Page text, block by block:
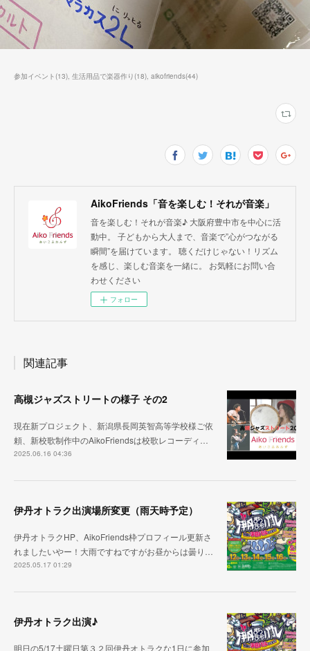
参加イベント(13) 生活用品で楽器作り(18) aikofriends(44)
AikoFriends「音を楽しむ！それが音楽」
音を楽しむ！それが音楽♪ 大阪府豊中市を中心に活
動中。 子どもから大人まで、音楽で”心がつながる
瞬間”を届けています。 聴くだけじゃない！リズム
を感じ、楽しむ音楽を一緒に。 お気軽にお問い合
わせください
フォロー
関連記事
高槻ジャズストリートの様子 その2
現在新プロジェクト、新潟県長岡英智高等学校様ご依
頼、新校歌制作中のAikoFriendsは校歌レコーディ…
2025.06.16 04:36
伊丹オトラク出演場所変更（雨天時予定）
伊丹オトラクHP、AikoFriends枠プロフィール更新さ
れましたいやー！大雨ですねですがお昼からは曇り…
2025.05.17 01:29
伊丹オトラク出演♪
明日の5/17土曜日第３２回伊丹オトラクな1日に参加